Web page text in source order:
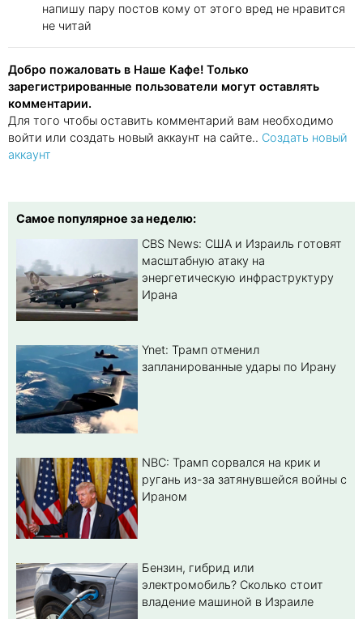
напишу пару постов кому от этого вред не нравится
не читай
Добро пожаловать в Наше Кафе! Только
зарегистрированные пользователи могут оставлять
комментарии.
Для того чтобы оставить комментарий вам необходимо
войти или создать новый аккаунт на сайте.. Создать новый
аккаунт
Самое популярное за неделю:
CBS News: США и Израиль готовят
масштабную атаку на
энергетическую инфраструктуру
Ирана
Ynet: Трамп отменил
запланированные удары по Ирану
NBC: Трамп сорвался на крик и
ругань из-за затянувшейся войны с
Ираном
Бензин, гибрид или
электромобиль? Cколько стоит
владение машиной в Израиле